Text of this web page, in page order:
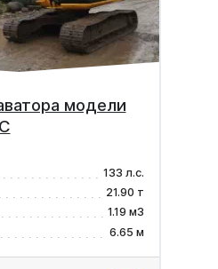
модели
133 л.с.
21.90 т
1.19 м3
6.65 м